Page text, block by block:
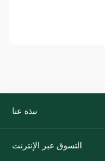
نبذة عنا
التسوق عبر الإنترنت